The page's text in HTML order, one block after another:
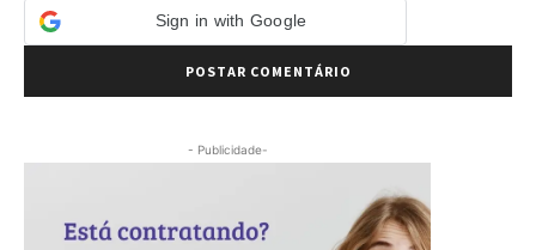
Sign in with Google
- Publicidade-